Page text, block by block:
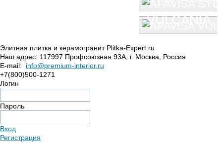
VULCANIA
Элитная плитка и керамогранит Plitka-Expert.ru
Наш адрес: 117997 Профсоюзная 93А, г. Москва, Россия
E-mail:
info@premium-interior.ru
+7(800)500-1271
Логин
Пароль
Вход
Регистрация